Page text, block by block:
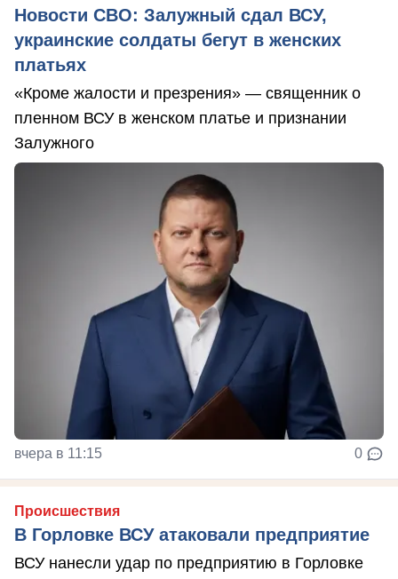
Новости СВО: Залужный сдал ВСУ,
украинские солдаты бегут в женских
платьях
«Кроме жалости и презрения» — священник о
пленном ВСУ в женском платье и признании
Залужного
вчера в 11:15 0
Происшествия
В Горловке ВСУ атаковали предприятие
ВСУ нанесли удар по предприятию в Горловке